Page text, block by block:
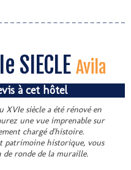
SIECLE Avila
à cet hôtel
XVIe siècle a été rénové en
une vue imprenable sur
chargé d'histoire.
patrimoine historique, vous
ronde de la muraille.